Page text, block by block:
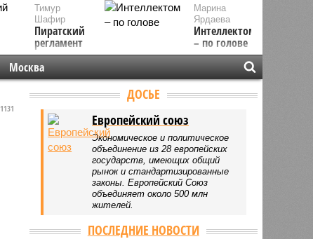
Марина
Ярдаева
Интеллектом
– по голове
Тимур
Шафир
Пиратский
регламент
Москва
1131
ДОСЬЕ
Европейский союз
Экономическое и политическое
объединение из 28 европейских
государств, имеющих общий
рынок и стандартизированные
законы. Европейский Союз
объединяет около 500 млн
жителей.
ПОСЛЕДНИЕ НОВОСТИ